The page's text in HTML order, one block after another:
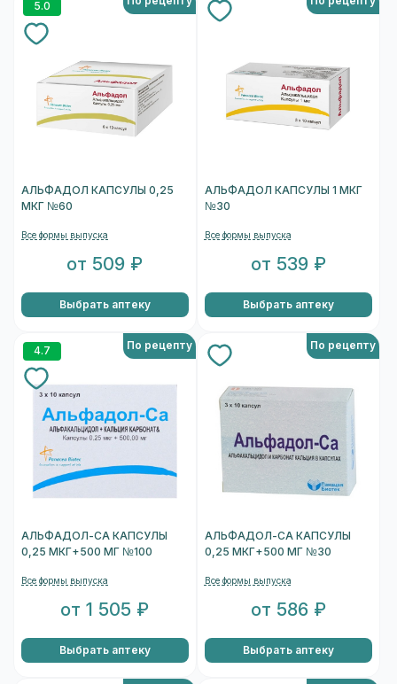
5.0
АЛЬФАДОЛ КАПСУЛЫ 0,25
МКГ №60
Все формы выпуска
от 509 ₽
Выбрать аптеку
АЛЬФАДОЛ КАПСУЛЫ 1 МКГ
№30
Все формы выпуска
от 539 ₽
Выбрать аптеку
4.7 По рецепту
АЛЬФАДОЛ-СА КАПСУЛЫ
0,25 МКГ+500 МГ №100
Все формы выпуска
от 1 505 ₽
Выбрать аптеку
По рецепту
АЛЬФАДОЛ-СА КАПСУЛЫ
0,25 МКГ+500 МГ №30
Все формы выпуска
от 586 ₽
Выбрать аптеку